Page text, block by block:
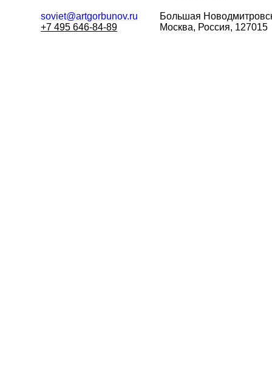
soviet@artgorbunov.ru
+7 495 646-84-89
Большая
Москва, Россия, 127015